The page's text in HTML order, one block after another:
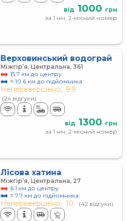
від 1000 грн
за 1 ніч, 2-місний номер
Верховинський водограй
Міжгір’я, Центральна, 361
15.7 км до центру
≈ 10.6 км до підйомника
Неперевершено, 9.9
(24 відгуки)
від 1300 грн
за 1 ніч, 2-місний номер
Лісова хатина
Міжгір’я, Центральна, 27
6.1 км до центру
≈ 7.7 км до підйомника
Неперевершено, 10 (42 відгуки)